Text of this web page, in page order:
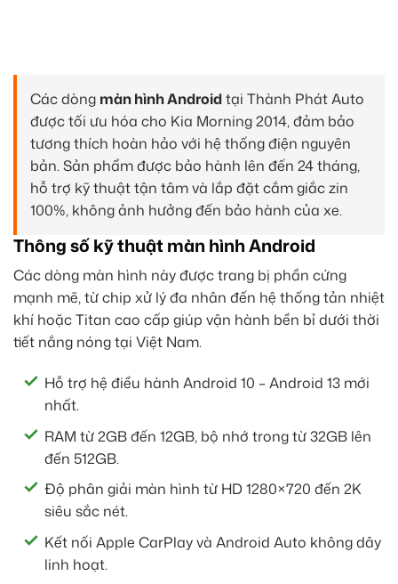
Các dòng màn hình Androidtại Thành Phát Auto
được tối ưu hóa cho Kia Morning 2014, đảm bảo
tương thích hoàn hảo với hệ thống điện nguyên
bản. Sản phẩm được bảo hành lên đến 24 tháng,
hỗ trợ kỹ thuật tận tâm và lắp đặt cắm giắc zin
100%, không ảnh hưởng đến bảo hành của xe.
Thông số kỹ thuật màn hình Android
Các dòng màn hình này được trang bị phần cứng
mạnh mẽ, từ chip xử lý đa nhân đến hệ thống tản nhiệt
khí hoặc Titan cao cấp giúp vận hành bền bỉ dưới thời
tiết nắng nóng tại Việt Nam.
Hỗ trợ hệ điều hành Android 10 – Android 13 mới
nhất.
RAM từ 2GB đến 12GB, bộ nhớ trong từ 32GB lên
đến 512GB.
Độ phân giải màn hình từ HD 1280×720 đến 2K
siêu sắc nét.
Kết nối Apple CarPlay và Android Auto không dây
linh hoạt.